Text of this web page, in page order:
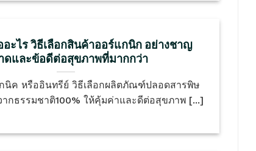
ะไร วิธีเลือกสินค้าออร์แกนิก อย่างชาญ
ดและข้อดีต่อสุขภาพที่มากกว่า
นิค หรืออินทรีย์ วิธีเลือกผลิตภัณฑ์ปลอดสารพิษ
กธรรมชาติ100% ให้คุ้มค่าและดีต่อสุขภาพ [...]